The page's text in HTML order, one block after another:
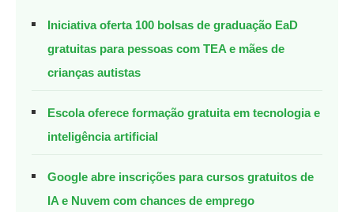
Iniciativa oferta 100 bolsas de graduação EaD
gratuitas para pessoas com TEA e mães de
crianças autistas
Escola oferece formação gratuita em tecnologia e
inteligência artificial
Google abre inscrições para cursos gratuitos de
IA e Nuvem com chances de emprego